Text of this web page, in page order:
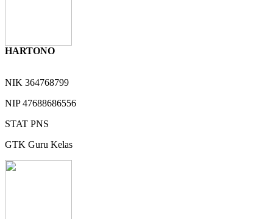
HARTONO
NIK 364768799
NIP47688686556
STAT PNS
GTK Guru Kelas